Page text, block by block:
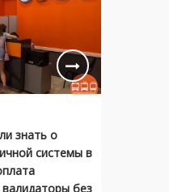
знать о
системы в
без